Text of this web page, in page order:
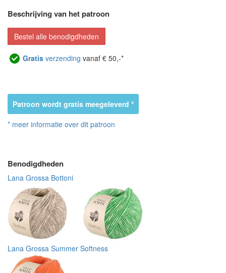
Beschrijving van het patroon
Bestel alle benodigdheden
Gratis verzending vanaf € 50,-*
Patroon wordt gratis meegeleverd *
* meer informatie over dit patroon
Benodigdheden
Lana Grossa Bottoni
Lana Grossa Summer Softness